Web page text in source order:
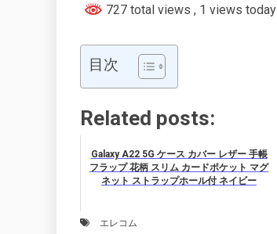
727 total views , 1 views today
目次
Related posts:
Galaxy A22 5G ケース カバー レザー 手帳
フラップ 花柄 スリム カードポケット マグ
ネット ストラップホール付 ネイビー
エレコム